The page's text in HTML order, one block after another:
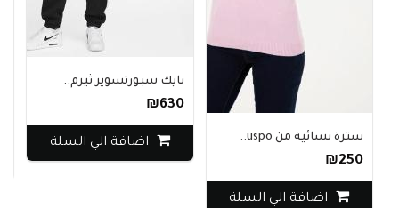
سترة نسائية من uspo..
₪250
اضافة الي السلة
نايك سبورتسوير ثيرم..
₪630
اضافة الي السلة